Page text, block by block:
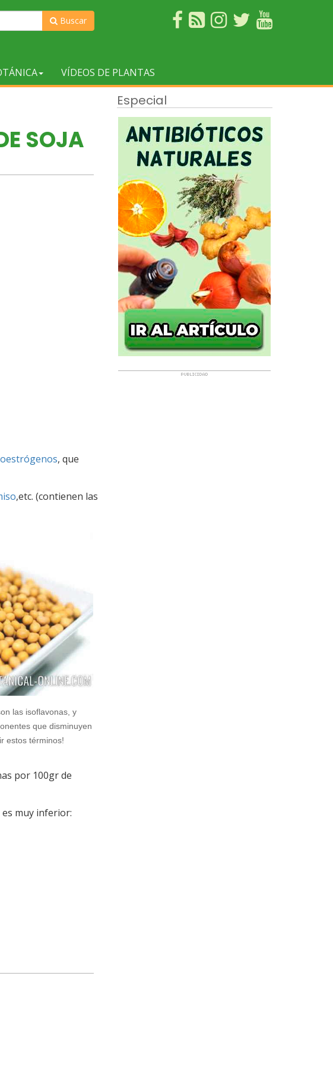
Buscar
VÍDEOS DE PLANTAS
SOJA
, que
,etc. (contienen las
las isoflavonas, y
que disminuyen
estos términos!
por 100gr de
muy inferior:
Especial